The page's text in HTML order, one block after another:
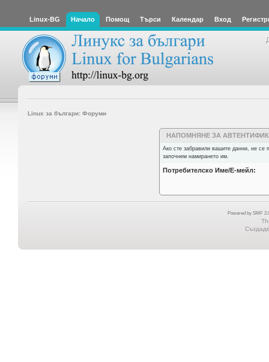
Linux-BG Начало Помощ Търси Календар Вход
Linux за българи: Форуми
НАПОМНЯНЕ ЗА
Ако сте забравили вашите данни, не се
започнем намирането им.
Потребителско Име/Е-мейл:
Powered by SMF